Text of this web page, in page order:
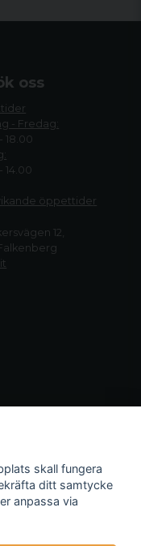
oss
- Fredag:
18.00
14.00
öppettider
12,
Falkenberg
skall fungera
ditt samtycke
anpassa via